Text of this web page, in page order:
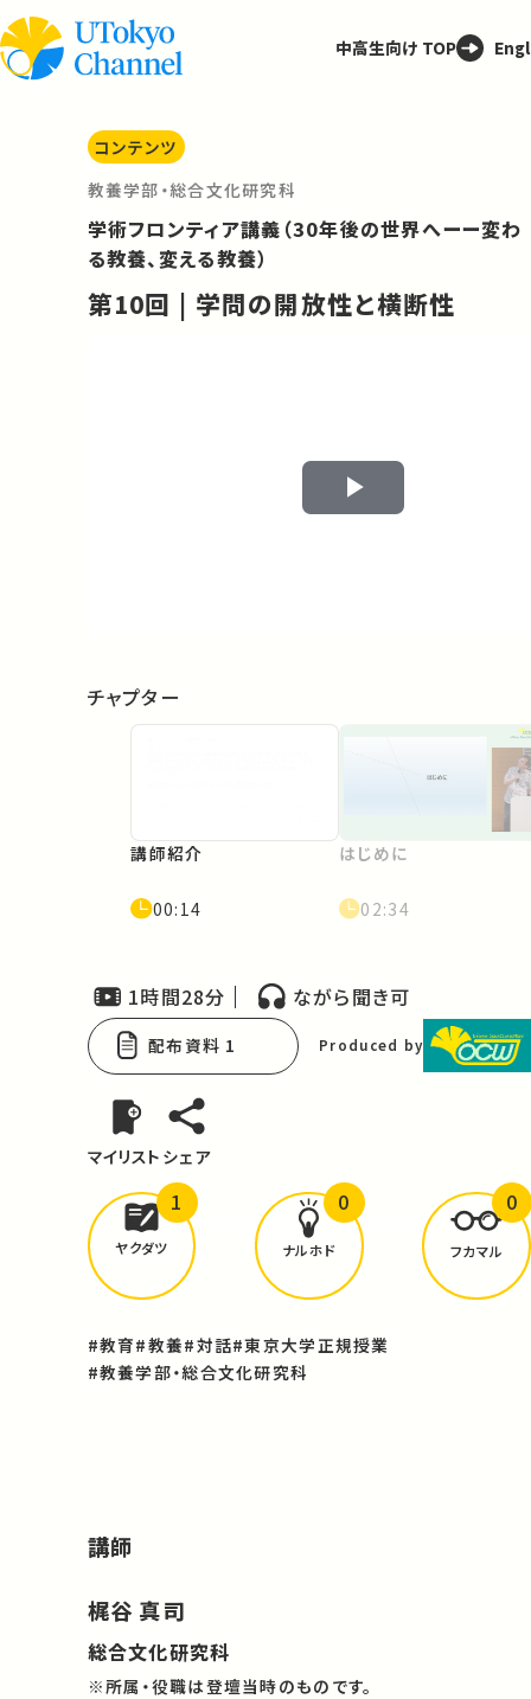
中高生向け TOP
コンテンツ
教養学部・総合文化研究科
学術フロンティア講義（30年後の世界へーー変わ
る教養、変える教養）
第10回 | 学問の開放性と横断性
Play
チャプター
講師紹介
00:14
はじめに
02:34
1時間28分 ながら聞き可
配布資料 1 Produced by
マイリスト シェア
どんな学びがありましたか？
ヤクダツ
1
ナルホド
0
フカマル
0
#教育#教養#対話#東京大学正規授業
#教養学部・総合文化研究科
講師
梶谷 真司
総合文化研究科
※所属・役職は登壇当時のものです。